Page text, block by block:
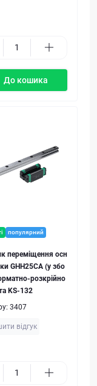
До кошика
популярний
переміщення осн
GHH25CA (у збо
розкрійно
KS-132
3407
відгук